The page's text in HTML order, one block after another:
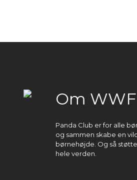
Om WWF
Panda Club er for alle
og sammen skabe en
børnehøjde. Og så
hele verden.